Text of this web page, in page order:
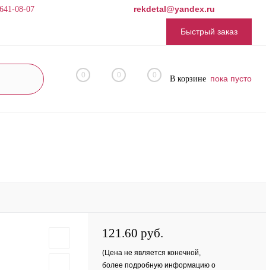
08-07 rekdetal@yandex.ru
Быстрый заказ
0 0 0 В корзине пока пусто
121.60 руб.
(Цена не является конечной,
более подробную информацию о